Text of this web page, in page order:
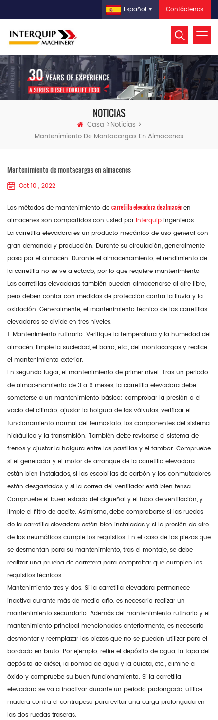
Contáctenos
Español
NOTICIAS
Casa
Noticias
Mantenimiento De Montacargas En Almacenes
Mantenimiento de montacargas en almacenes
Oct 10 , 2022
Los métodos de mantenimiento de carretilla elevadora de almacénen
almacenes son compartidos con usted por Interquip ingenieros.
La carretilla elevadora es un producto mecánico de uso general con
gran demanda y producción. Durante su circulación, generalmente
pasa por el almacén. Durante el almacenamiento, el rendimiento de
la carretilla no se ve afectado, por lo que requiere mantenimiento.
Las carretillas elevadoras también pueden almacenarse al aire libre,
pero deben contar con medidas de protección contra la lluvia y la
oxidación. Generalmente, el mantenimiento técnico de las carretillas
elevadoras se divide en tres niveles.
1. Mantenimiento rutinario. Verifique la temperatura y la humedad del
almacén, limpie la suciedad, el barro, etc., del montacargas y realice
el mantenimiento exterior.
En segundo lugar, el mantenimiento de primer nivel. Tras un periodo
de almacenamiento de 3 a 6 meses, la carretilla elevadora debe
someterse a un mantenimiento básico: comprobar la presión o el
vacío del cilindro, ajustar la holgura de las válvulas, verificar el
funcionamiento normal del termostato, los componentes del sistema
hidráulico y la transmisión. También debe revisarse el sistema de
frenos y ajustar la holgura entre las pastillas y el tambor. Compruebe
si el generador y el motor de arranque de la carretilla elevadora
están bien instalados, si las escobillas de carbón y los conmutadores
están desgastados y si la correa del ventilador está bien tensa.
Compruebe el buen estado del cigüeñal y el tubo de ventilación, y
limpie el filtro de aceite. Asimismo, debe comprobarse si las ruedas
de la carretilla elevadora están bien instaladas y si la presión de aire
de los neumáticos cumple los requisitos. En el caso de las piezas que
se desmontan para su mantenimiento, tras el montaje, se debe
realizar una prueba de carretera para comprobar que cumplen los
requisitos técnicos.
Mantenimiento tres y dos. Si la carretilla elevadora permanece
inactiva durante más de medio año, es necesario realizar un
mantenimiento secundario. Además del mantenimiento rutinario y el
mantenimiento principal mencionados anteriormente, es necesario
desmontar y reemplazar las piezas que no se puedan utilizar para el
bordado en bruto. Por ejemplo, retire el depósito de agua, la tapa del
depósito de diésel, la bomba de agua y la culata, etc., elimine el
óxido y compruebe su buen funcionamiento. Si la carretilla
elevadora se va a inactivar durante un periodo prolongado, utilice
madera contra el contrapeso para evitar una carga prolongada en
las dos ruedas traseras.